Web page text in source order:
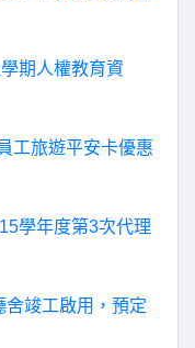
期人權教育資
工旅遊平安卡優惠
學年度第3次代理
竣工啟用，預定